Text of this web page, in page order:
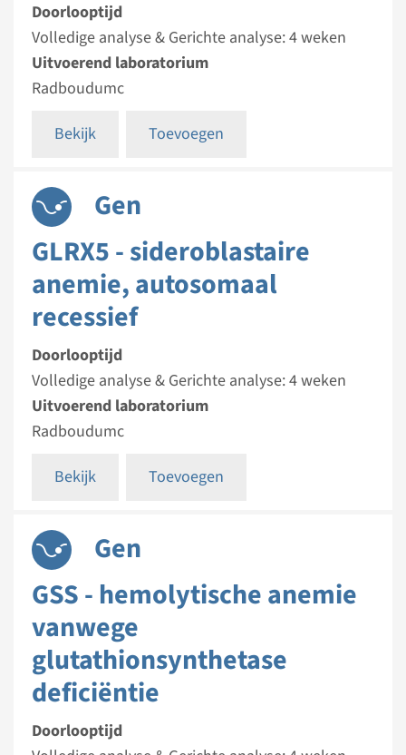
Doorlooptijd
Volledige analyse & Gerichte analyse: 4 weken
Uitvoerend laboratorium
Radboudumc
Bekijk
Toevoegen
Gen
GLRX5 - sideroblastaire
anemie, autosomaal
recessief
Doorlooptijd
Volledige analyse & Gerichte analyse: 4 weken
Uitvoerend laboratorium
Radboudumc
Bekijk
Toevoegen
Gen
GSS - hemolytische anemie
vanwege
glutathionsynthetase
deficiëntie
Doorlooptijd